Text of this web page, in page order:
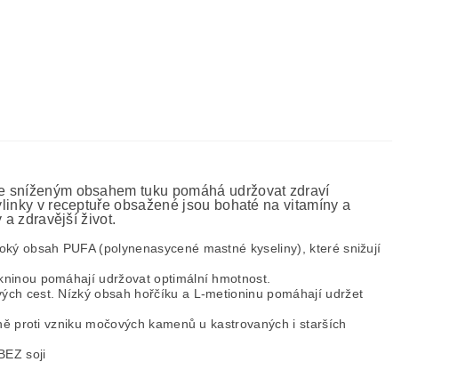
obsahem tuku pomáhá udržovat zdraví
v receptuře obsažené jsou bohaté na vitamíny a
a zdravější život.
obsah PUFA (polynenasycené mastné kyseliny), které snižují
pomáhají udržovat optimální hmotnost.
cest. Nízký obsah hořčíku a L-metioninu pomáhají udržet
proti vzniku močových kamenů u kastrovaných i starších
soji